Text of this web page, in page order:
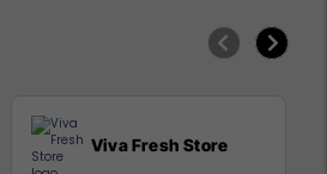
Viva Fresh Store